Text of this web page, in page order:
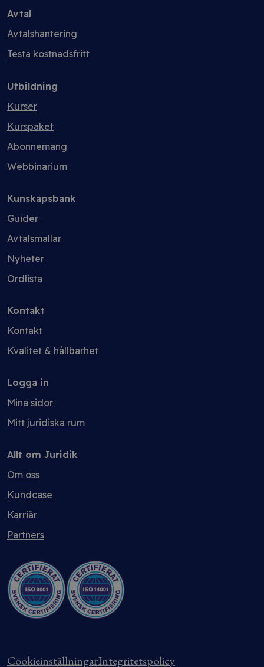
Avtal
Avtalshantering
Testa kostnadsfritt
Utbildning
Kurser
Kurspaket
Abonnemang
Webbinarium
Kunskapsbank
Guider
Avtalsmallar
Nyheter
Ordlista
Kontakt
Kontakt
Kvalitet & hållbarhet
Logga in
Mina sidor
Mitt juridiska rum
Allt om Juridik
Om oss
Kundcase
Karriär
Partners
CookieinställningarIntegritetspolicy